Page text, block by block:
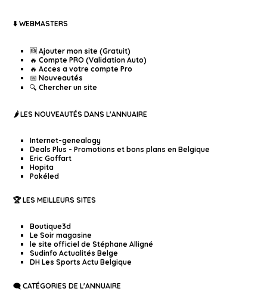
⬇️ WEBMASTERS
🆕 Ajouter mon site (Gratuit)
🔥 Compte PRO (Validation Auto)
🔥 Acces a votre compte Pro
📅 Nouveautés
🔍 Chercher un site
🌶️ LES NOUVEAUTÉS DANS L'ANNUAIRE
Internet-genealogy
Deals Plus - Promotions et bons plans en Belgique
Eric Goffart
Hopita
Pokéled
🏆 LES MEILLEURS SITES
Boutique3d
Le Soir magasine
le site officiel de Stéphane Alligné
Sudinfo Actualités Belge
DH Les Sports Actu Belgique
🗨️ CATÉGORIES DE L'ANNUAIRE